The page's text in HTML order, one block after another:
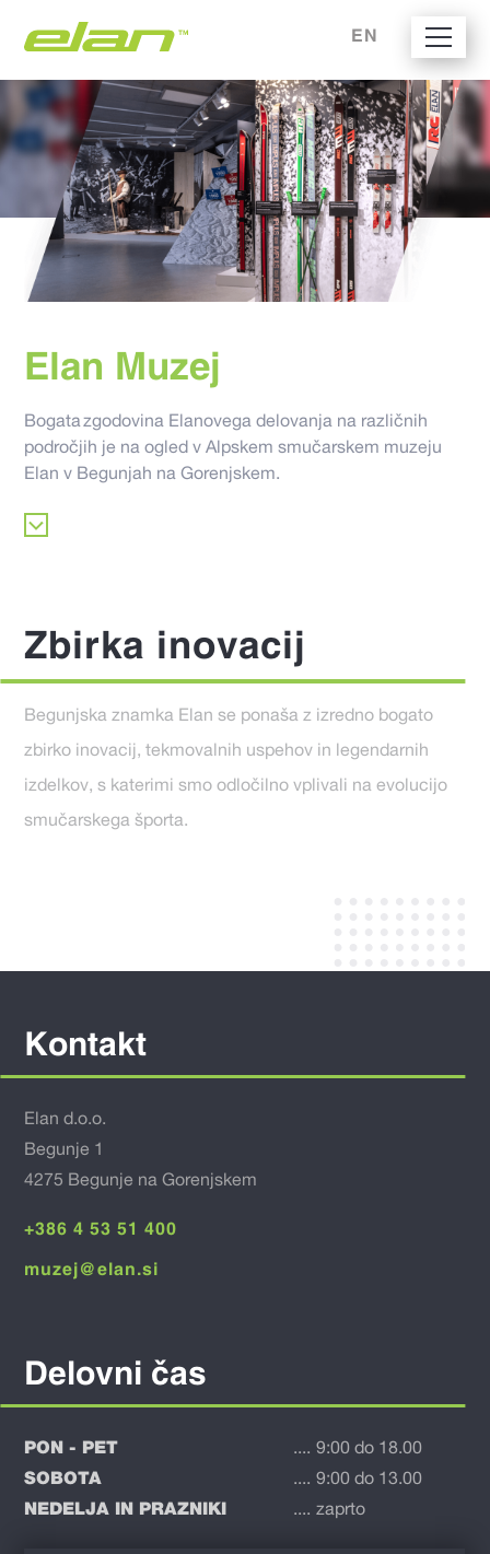
EN
Elan Muzej
Bogata zgodovina Elanovega delovanja na različnih
področjih je na ogled v Alpskem smučarskem muzeju
Elan v Begunjah na Gorenjskem.
Zbirka inovacij
Begunjska znamka Elan se ponaša z izredno bogato
zbirko inovacij, tekmovalnih uspehov in legendarnih
izdelkov, s katerimi smo odločilno vplivali na evolucijo
smučarskega športa.
Kontakt
Elan d.o.o.
Begunje 1
4275 Begunje na Gorenjskem
+386 4 53 51 400
muzej@elan.si
Delovni čas
PON - PET .... 9:00 do 18.00
SOBOTA
.... 9:00 do 13.00
NEDELJA IN PRAZNIKI
.... zaprto